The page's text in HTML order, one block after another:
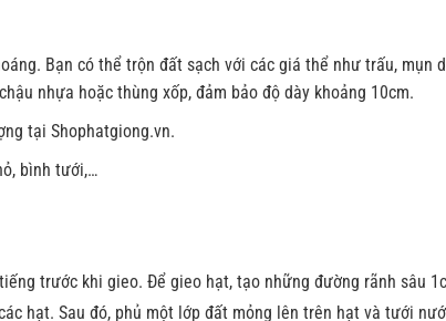
Bạn có thể trộn đất sạch với các giá thể như trấu, mụn
nhựa hoặc thùng xốp, đảm bảo độ dày khoảng 10cm.
tại Shophatgiong.vn.
bình tưới,…
trước khi gieo. Để gieo hạt, tạo những đường rãnh sâu
hạt. Sau đó, phủ một lớp đất mỏng lên trên hạt và tưới